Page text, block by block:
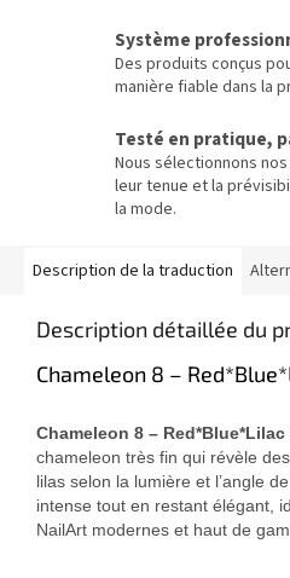
Système
Des produits conçus
manière fiable dans la
Testé en pratique,
Nous sélectionnons
leur tenue et la
la mode.
Description de la traduction
Description détaillée du
Chameleon 8 –
Chameleon 8 – Red*Blue*Lilac
chameleon très fin qui révèle
lilas selon la lumière et l’angle
intense tout en restant élégant,
NailArt modernes et haut de